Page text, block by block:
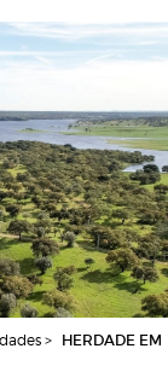
> HERDADE EM